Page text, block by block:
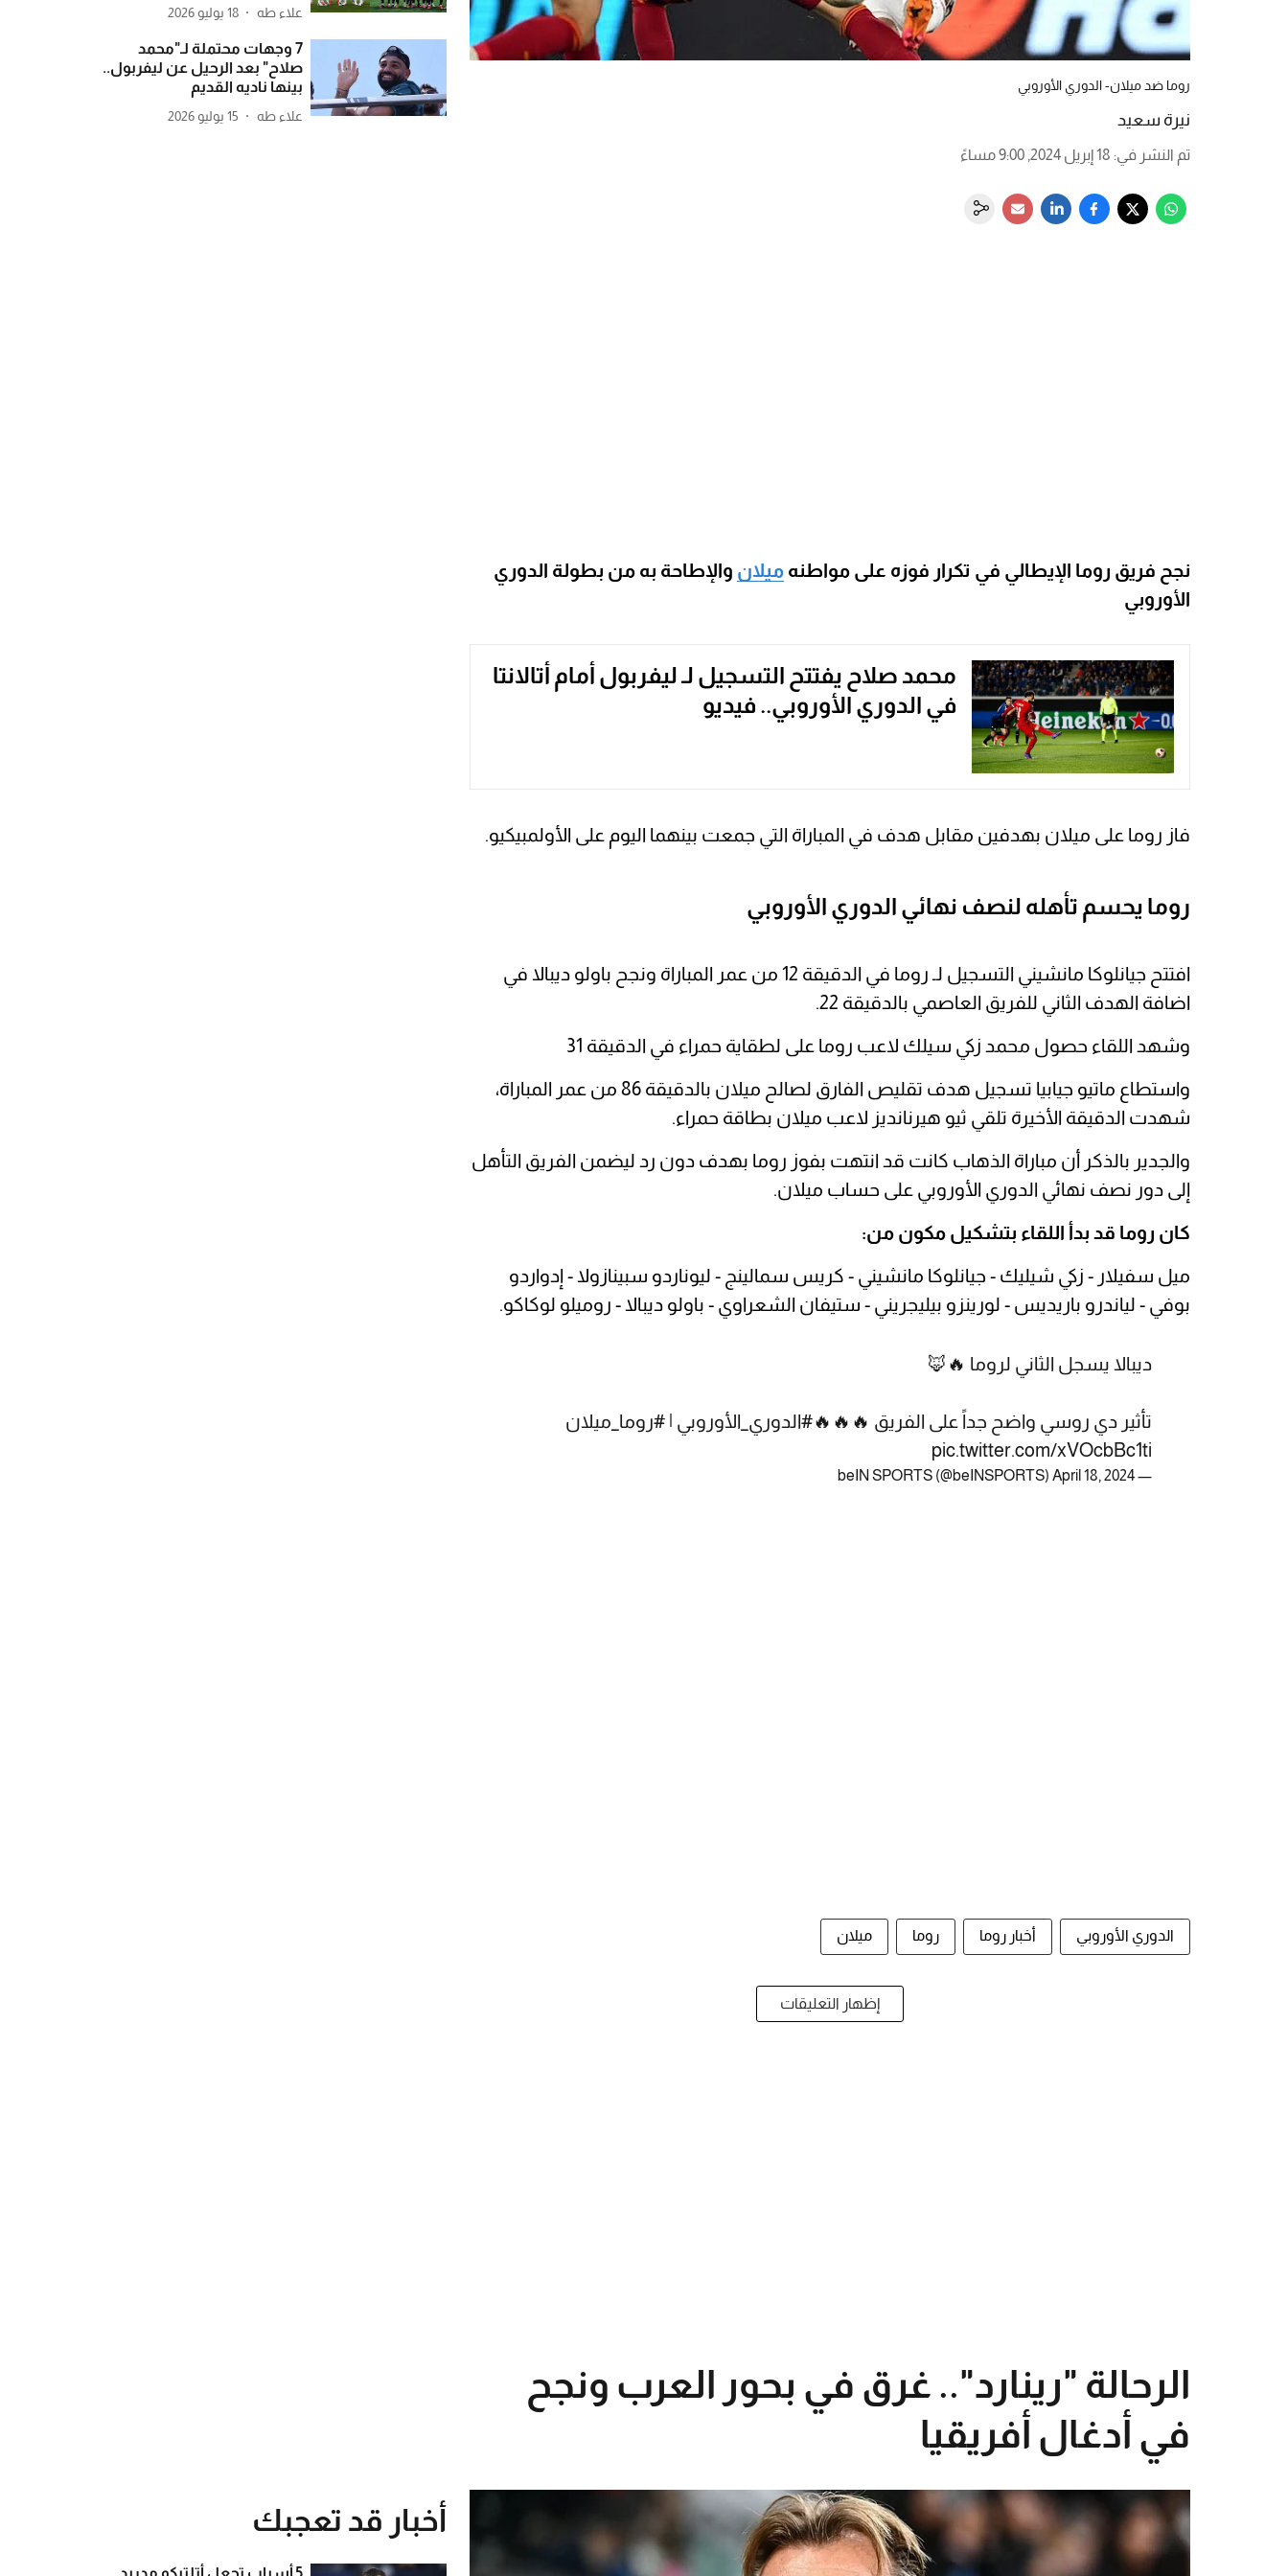
روما ضد ميلان- الدوري الأوروبي
نيرة سعيد
تم النشر في: 18 إبريل 2024, 9:00 مساءً
نجح فريق روما الإيطالي في تكرار فوزه على مواطنه ميلان والإطاحة به من بطولة الدوري
الأوروبي
محمد صلاح يفتتح التسجيل لـ ليفربول أمام أتالانتا
في الدوري الأوروبي.. فيديو
فاز روما على ميلان بهدفين مقابل هدف في المباراة التي جمعت بينهما اليوم على الأولمبيكيو.
روما يحسم تأهله لنصف نهائي الدوري الأوروبي
افتتح جيانلوكا مانشيني التسجيل لـ روما في الدقيقة 12 من عمر المباراة ونجح باولو ديبالا في
اضافة الهدف الثاني للفريق العاصمي بالدقيقة 22.
وشهد اللقاء حصول محمد زكي سيلك لاعب روما على لطقاية حمراء في الدقيقة 31
واستطاع ماتيو جيابيا تسجيل هدف تقليص الفارق لصالح ميلان بالدقيقة 86 من عمر المباراة،
شهدت الدقيقة الأخيرة تلقي ثيو هيرنانديز لاعب ميلان بطاقة حمراء.
والجدير بالذكر أن مباراة الذهاب كانت قد انتهت بفوز روما بهدف دون رد ليضمن الفريق التأهل
إلى دور نصف نهائي الدوري الأوروبي على حساب ميلان.
كان روما قد بدأ اللقاء بتشكيل مكون من:
ميل سفيلار - زكي شيليك - جيانلوكا مانشيني - كريس سمالينج - ليوناردو سبينازولا - إدواردو
بوفي - لياندرو باريديس - لورينزو بيليجريني - ستيفان الشعراوي - باولو ديبالا - روميلو لوكاكو.
ديبالا يسجل الثاني لروما 🔥🦊
تأثير دي روسي واضح جداً على الفريق 🔥🔥🔥#الدوري_الأوروبي | #روما_ميلان
pic.twitter.com/xVOcbBc1ti
— beIN SPORTS (@beINSPORTS)
April 18, 2024
الدوري الأوروبي أخبار روما روما ميلان
إظهار التعليقات
علاء طه 18 يوليو 2026
7 وجهات محتملة لـ"محمد
صلاح" بعد الرحيل عن ليفربول..
بينها ناديه القديم
علاء طه 15 يوليو 2026
الرحالة "رينارد".. غرق في بحور العرب ونجح
في أدغال أفريقيا
أخبار قد تعجبك